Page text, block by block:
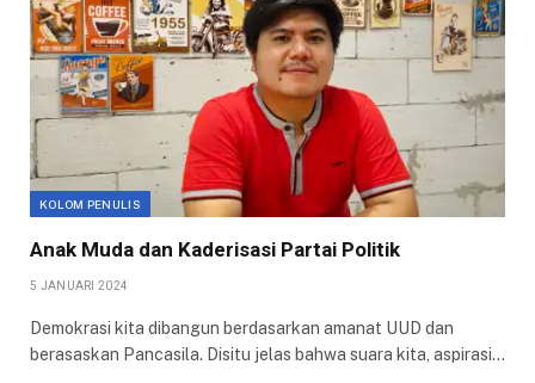
KOLOM PENULIS
Anak Muda dan Kaderisasi Partai Politik
5 JANUARI 2024
Demokrasi kita dibangun berdasarkan amanat UUD dan
berasaskan Pancasila. Disitu jelas bahwa suara kita, aspirasi…